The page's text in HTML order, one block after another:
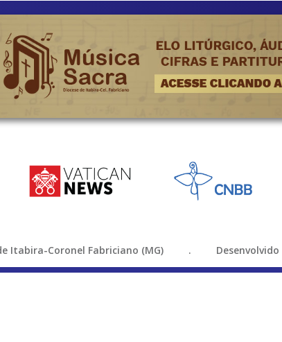
de Itabira-Coronel Fabriciano (MG) . Desenvolvido